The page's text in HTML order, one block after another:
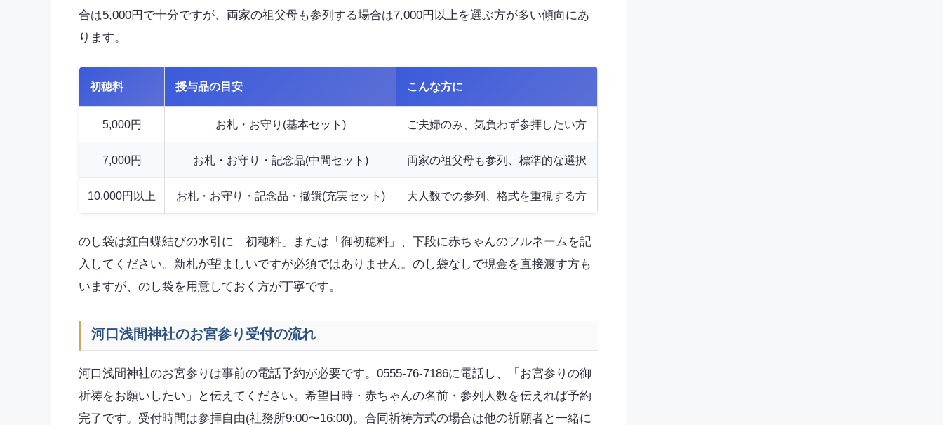
合は5,000円で十分ですが、両家の祖父母も参列する場合は7,000円以上を選ぶ方が多い傾向にあ
ります。
初穂料 授与品の目安 こんな方に
5,000円 お札・お守り(基本セット) ご夫婦のみ、気負わず参拝したい方
7,000円 お札・お守り・記念品(中間セット) 両家の祖父母も参列、標準的な選択
10,000円以上 お札・お守り・記念品・撤饌(充実セット) 大人数での参列、格式を重視する方
のし袋は紅白蝶結びの水引に「初穂料」または「御初穂料」、下段に赤ちゃんのフルネームを記
入してください。新札が望ましいですが必須ではありません。のし袋なしで現金を直接渡す方も
いますが、のし袋を用意しておく方が丁寧です。
河口浅間神社のお宮参り受付の流れ
河口浅間神社のお宮参りは事前の電話予約が必要です。0555-76-7186に電話し、「お宮参りの御
祈祷をお願いしたい」と伝えてください。希望日時・赤ちゃんの名前・参列人数を伝えれば予約
完了です。受付時間は参拝自由(社務所9:00〜16:00)。合同祈祷方式の場合は他の祈願者と一緒に